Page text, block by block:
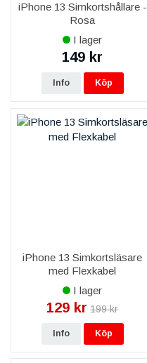
iPhone 13 Simkortshållare -
Rosa
I lager
149 kr
Info Köp
iPhone 13 Simkortsläsare
med Flexkabel
I lager
129 kr 199 kr
Info Köp